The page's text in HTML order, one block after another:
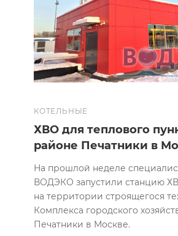
КОТЕЛЬНЫЕ
ХВО для теплового
районе Печатники в
На прошлой неделе
ВОДЭКО запустили станцию
на территории строящегося
Комплекса городского
Печатники в Москве.